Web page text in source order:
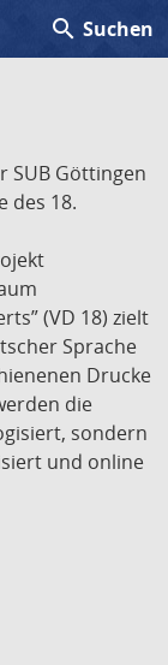
search Suchen
SUB Göttingen
des 18.
(VD 18) zielt
Sprache
Drucke
die
sondern
und online